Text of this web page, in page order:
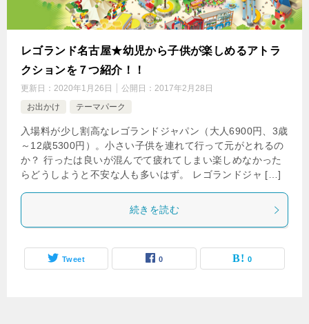
レゴランド名古屋★幼児から子供が楽しめるアトラ
クションを７つ紹介！！
更新日： 2020年1月26日 公開日： 2017年2月28日
お出かけ
テーマパーク
入場料が少し割高なレゴランドジャパン（大人6900円、3歳
～12歳5300円）。小さい子供を連れて行って元がとれるの
か？ 行ったは良いが混んでて疲れてしまい楽しめなかった
らどうしようと不安な人も多いはず。 レゴランドジャ […]
続きを読む
Tweet 0 0